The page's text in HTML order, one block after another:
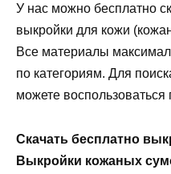
У нас можно бесплатно
выкройки для кожи
Все материалы
по категориям. Для
можете воспользоваться
Скачать бесплатно
Выкройки кожаных